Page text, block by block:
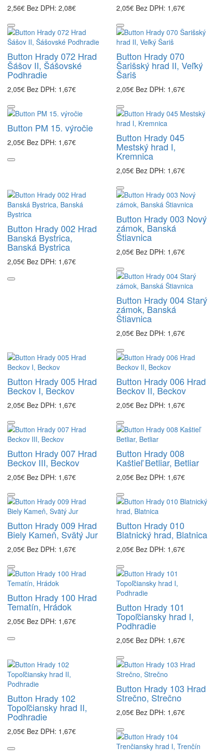
2,56€ Bez DPH: 2,08€ 2,05€ Bez DPH: 1,67€
Button Hrady 072 Hrad
Šášov II, Šášovské
Podhradie
2,05€ Bez DPH: 1,67€
Button Hrady 070
Šarišský hrad II, Veľký
Šariš
2,05€ Bez DPH: 1,67€
Button PM 15. výročie
2,05€ Bez DPH: 1,67€ Button Hrady 045
Mestský hrad I,
Kremnica
2,05€ Bez DPH: 1,67€
Button Hrady 002 Hrad
Banská Bystrica,
Banská Bystrica
2,05€ Bez DPH: 1,67€
Button Hrady 003 Nový
zámok, Banská
Štiavnica
2,05€ Bez DPH: 1,67€
Button Hrady 004 Starý
zámok, Banská
Štiavnica
2,05€ Bez DPH: 1,67€
Button Hrady 005 Hrad
Beckov I, Beckov
2,05€ Bez DPH: 1,67€
Button Hrady 006 Hrad
Beckov II, Beckov
2,05€ Bez DPH: 1,67€
Button Hrady 007 Hrad
Beckov III, Beckov
2,05€ Bez DPH: 1,67€
Button Hrady 008
Kaštieľ Betliar, Betliar
2,05€ Bez DPH: 1,67€
Button Hrady 009 Hrad
Biely Kameň, Svätý Jur
2,05€ Bez DPH: 1,67€
Button Hrady 010
Blatnický hrad, Blatnica
2,05€ Bez DPH: 1,67€
Button Hrady 100 Hrad
Tematín, Hrádok
2,05€ Bez DPH: 1,67€
Button Hrady 101
Topoľčiansky hrad I,
Podhradie
2,05€ Bez DPH: 1,67€
Button Hrady 102
Topoľčiansky hrad II,
Podhradie
2,05€ Bez DPH: 1,67€
Button Hrady 103 Hrad
Strečno, Strečno
2,05€ Bez DPH: 1,67€